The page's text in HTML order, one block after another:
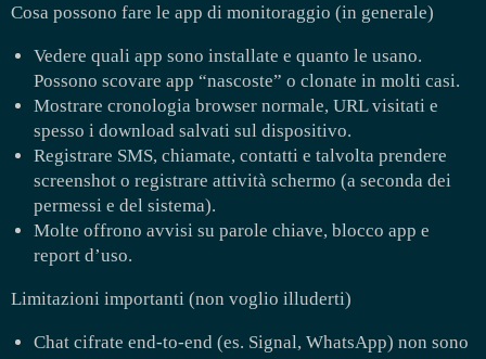
Cosa possono fare le app di monitoraggio (in generale)
Vedere quali app sono installate e quanto le usano.
Possono scovare app “nascoste” o clonate in molti casi.
Mostrare cronologia browser normale, URL visitati e
spesso i download salvati sul dispositivo.
Registrare SMS, chiamate, contatti e talvolta prendere
screenshot o registrare attività schermo (a seconda dei
permessi e del sistema).
Molte offrono avvisi su parole chiave, blocco app e
report d’uso.
Limitazioni importanti (non voglio illuderti)
Chat cifrate end-to-end (es. Signal, WhatsApp) non sono